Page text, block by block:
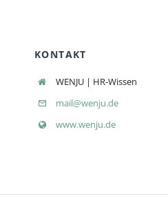
KONTAKT
WENJU | HR-Wissen
mail@wenju.de
www.wenju.de